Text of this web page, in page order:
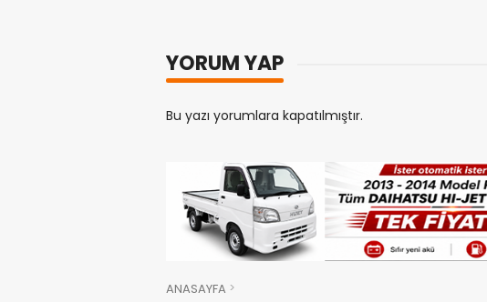
YORUM YAP
Bu yazı yorumlara kapatılmıştır.
ANASAYFA